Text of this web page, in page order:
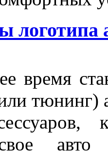
логотипа
время
тюнинг)
свое